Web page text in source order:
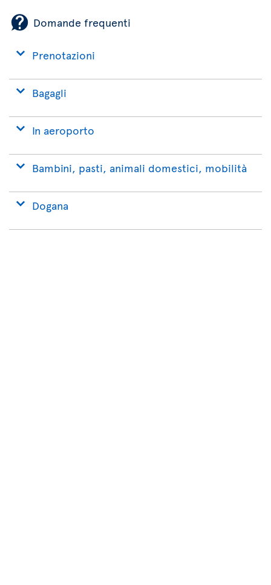
Domande frequenti
Prenotazioni
Bagagli
In aeroporto
Bambini, pasti, animali domestici, mobilità
Dogana